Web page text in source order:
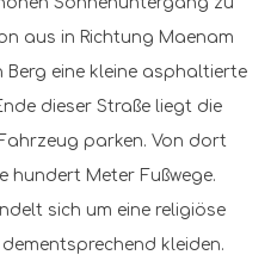
aus in Richtung Maenam
eine kleine asphaltierte
dieser Straße liegt die
parken. Von dort
hundert Meter Fußwege.
sich um eine religiöse
kleiden.